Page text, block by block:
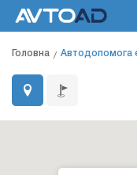
Головна Автодопомога